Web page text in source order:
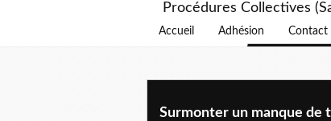
Procédures Collectives
Accueil Adhésion Contact
Surmonter un manque de